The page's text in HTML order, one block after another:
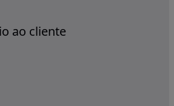
ao cliente